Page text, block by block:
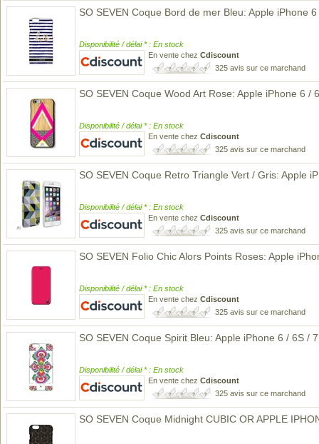
SO SEVEN Coque Bord de mer Bleu: Apple iPhone
Disponibilité / délai * : En stock
En vente chez Cdiscount
325 avis sur ce marchand
SO SEVEN Coque Wood Art Rose: Apple iPhone 6 /
Disponibilité / délai * : En stock
En vente chez Cdiscount
325 avis sur ce marchand
SO SEVEN Coque Retro Triangle Vert / Gris: Apple
Disponibilité / délai * : En stock
En vente chez Cdiscount
325 avis sur ce marchand
SO SEVEN Folio Chic Alors Points Roses: Apple
Disponibilité / délai * : En stock
En vente chez Cdiscount
325 avis sur ce marchand
SO SEVEN Coque Spirit Bleu: Apple iPhone 6 / 6S /
Disponibilité / délai * : En stock
En vente chez Cdiscount
325 avis sur ce marchand
SO SEVEN Coque Midnight CUBIC OR APPLE